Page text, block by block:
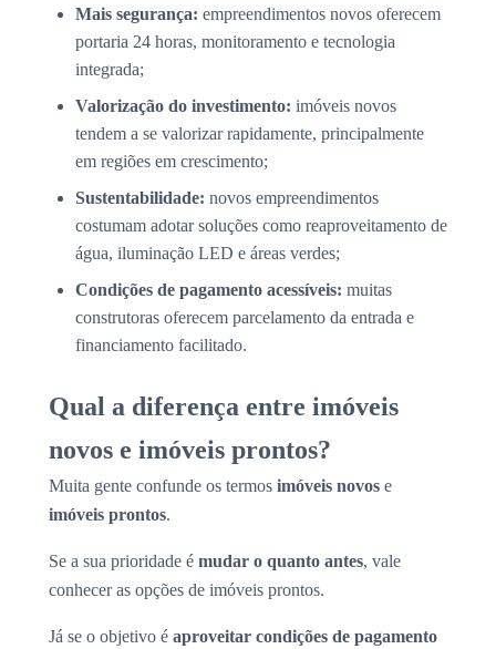
Mais segurança: empreendimentos novos oferecem
portaria 24 horas, monitoramento e tecnologia
integrada;
Valorização do investimento: imóveis novos
tendem a se valorizar rapidamente, principalmente
em regiões em crescimento;
Sustentabilidade: novos empreendimentos
costumam adotar soluções como reaproveitamento de
água, iluminação LED e áreas verdes;
Condições de pagamento acessíveis: muitas
construtoras oferecem parcelamento da entrada e
financiamento facilitado.
Qual a diferença entre imóveis
novos e imóveis prontos?
Muita gente confunde os termos imóveis novos e
imóveis prontos.
Se a sua prioridade é mudar o quanto antes, vale
conhecer as opções de imóveis prontos.
Já se o objetivo é aproveitar condições de pagamento